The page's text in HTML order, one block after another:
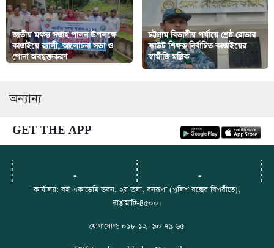
জাতীয় মৎস্য সপ্তাহ পালন উপলক্ষে
কাপ্তাইয়ে র‍্যালী, আলোচনা সভা ও
পোনা অবমুক্তকরণ
চট্টগ্রাম বিভাগীয় পর্যায়ে শ্রেষ্ঠ রোভার
স্কাউট শিক্ষক নির্বাচিত কাপ্তাইয়ের
স্বামীজি মল্লিক
অন্যান্য
GET THE APP
- -
কার্যালয়: বই একাডেমি ভবন, ২য় তলা, বনরূপা (পুলিশ বক্সের বিপরীতে),
রাঙামাটি-৪৫০০।
যোগাযোগ: ০১৮ ১২- ৯০ ৭৯ ৬৫